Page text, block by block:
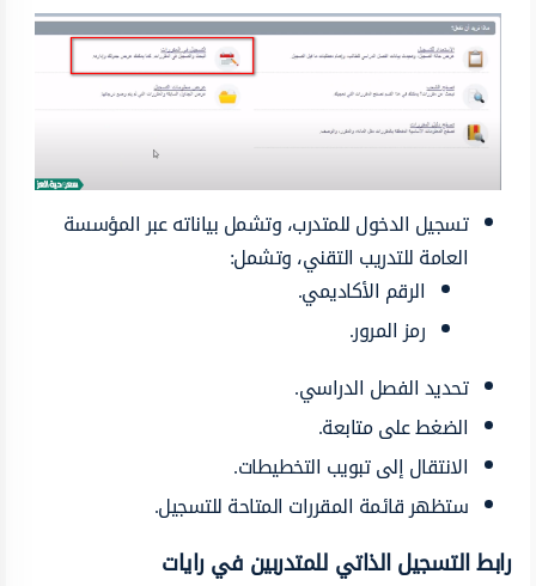
تسجيل الدخول للمتدرب، وتشمل بياناته عبر المؤسسة
العامة للتدريب التقني، وتشمل:
الرقم الأكاديمي.
رمز المرور.
تحديد الفصل الدراسي.
الضغط على متابعة.
الانتقال إلى تبويب التخطيطات.
ستظهر قائمة المقررات المتاحة للتسجيل.
رابط التسجيل الذاتي للمتدربين في رايات